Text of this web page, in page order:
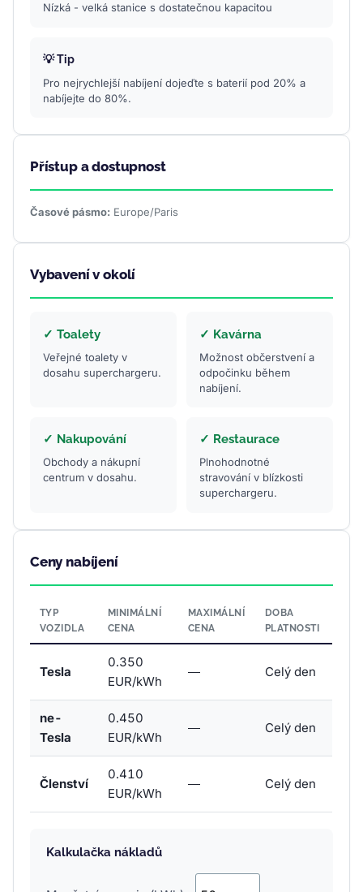
Nízká - velká stanice s dostatečnou kapacitou
💡 Tip
Pro nejrychlejší nabíjení dojeďte s baterií pod 20% a
nabíjejte do 80%.
Přístup a dostupnost
Časové pásmo: Europe/Paris
Vybavení v okolí
✓ Toalety
Veřejné toalety v
dosahu superchargeru.
✓ Kavárna
Možnost občerstvení a
odpočinku během
nabíjení.
✓ Nakupování
Obchody a nákupní
centrum v dosahu.
✓ Restaurace
Plnohodnotné
stravování v blízkosti
superchargeru.
Ceny nabíjení
TYP
VOZIDLA
MINIMÁLNÍ
CENA
MAXIMÁLNÍ
CENA
DOBA
PLATNOSTI
Tesla
0.350
EUR/kWh
— Celý den
ne-
Tesla
0.450
EUR/kWh
— Celý den
Členství
0.410
EUR/kWh
— Celý den
Kalkulačka nákladů